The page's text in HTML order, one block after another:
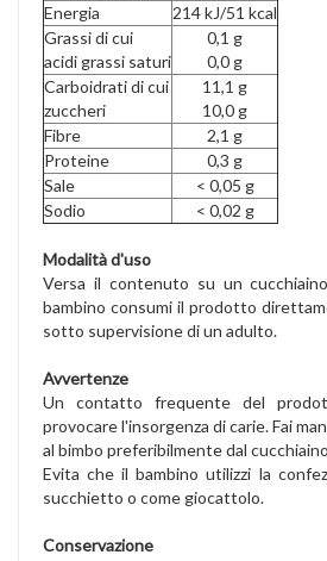
Energia
214 kJ/51 kcal
Grassi di cui
acidi grassi saturi
0,1 g
0,0 g
Carboidrati di cui
zuccheri
11,1 g
10,0 g
Fibre
2,1 g
Proteine
0,3 g
Sale
< 0,05 g
Sodio
< 0,02 g
Modalità d'uso
Versa il contenuto su un
bambino consumi il prodotto
sotto supervisione di un adulto.
Avvertenze
Un contatto frequente del
provocare l'insorgenza di carie. Fai
al bimbo preferibilmente dal
Evita che il bambino utilizzi la
succhietto o come giocattolo.
Conservazione